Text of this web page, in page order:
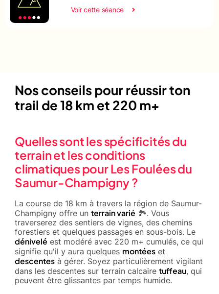
Voir cette séance
Nos conseils pour réussir ton
trail de 18 km et 220 m+
Quelles sont les spécificités du
terrain et les conditions
climatiques pour Les Foulées du
Saumur-Champigny ?
La course de 18 km à travers la région de Saumur-
Champigny offre un terrain varié 🏞️. Vous
traverserez des sentiers de vignes, des chemins
forestiers et quelques passages en sous-bois. Le
dénivelé est modéré avec 220 m+ cumulés, ce qui
signifie qu'il y aura quelques montées et
descentes à gérer. Soyez particulièrement vigilant
dans les descentes sur terrain calcaire tuffeau, qui
peuvent être glissantes par temps humide.